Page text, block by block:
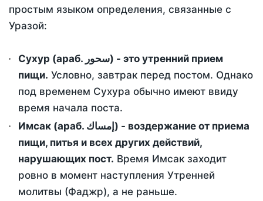
простым языком определения, связанные с
Уразой:
Сухур (араб. سحور) - это утренний прием
пищи. Условно, завтрак перед постом. Однако
под временем Сухура обычно имеют ввиду
время начала поста.
Имсак (араб. إمساك) - воздержание от приема
пищи, питья и всех других действий,
нарушающих пост. Время Имсак заходит
ровно в момент наступления Утренней
молитвы (Фаджр), а не раньше.